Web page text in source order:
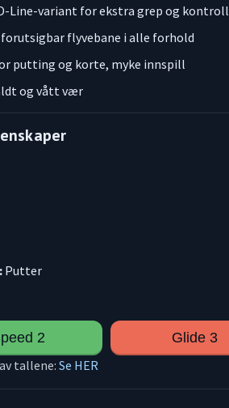
Line-variant for ekstra grep og kontroll
flyvebane i alle forhold
putting og korte, myke innspill
og vått vær
Putter
2 Glide 3
tallene: Se HER